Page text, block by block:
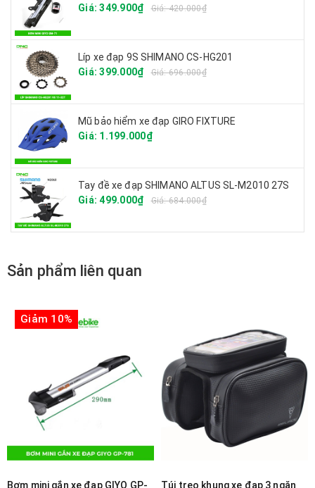
Giá: 349.900₫
Giá: 420.000₫
Líp xe đạp 9S SHIMANO CS-HG201
Giá: 399.000₫
Giá: 696.000₫
Mũ bảo hiểm xe đạp GIRO FIXTURE
Giá: 1.199.000₫
Tay đề xe đạp SHIMANO ALTUS SL-M2010 27S
Giá: 499.000₫
Giá: 684.000₫
Sản phẩm liên quan
Giảm 10%
Bơm mini gắn xe đạp GIYO GP-
Túi treo khung xe đạp 3 ngăn